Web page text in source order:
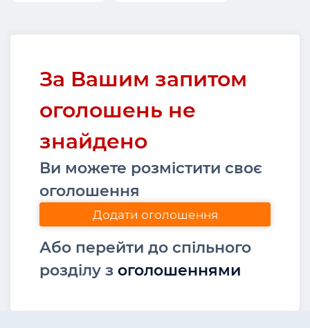
За Вашим запитом
оголошень не
знайдено
Ви можете розмістити своє
оголошення
Додати оголошення
Або перейти до спільного
розділу з оголошеннями